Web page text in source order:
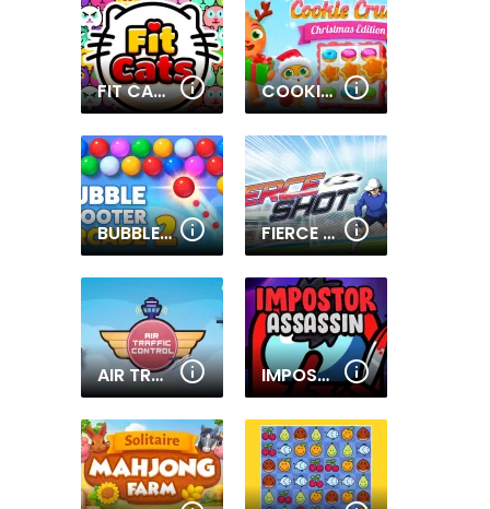
FIT CATS COOKIE CRUSH CHRISTMAS 2
BUBBLE SHOOTER ARCADE 2 FIERCE SHOT
AIR TRAFFIC CONTROL IMPOSTOR ASSASSIN